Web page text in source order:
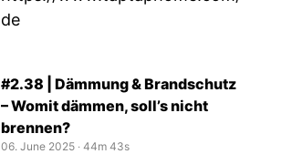
de
#2.38 | Dämmung & Brandschutz
– Womit dämmen, soll’s nicht
brennen?
06. June 2025 ‧ 44m 43s